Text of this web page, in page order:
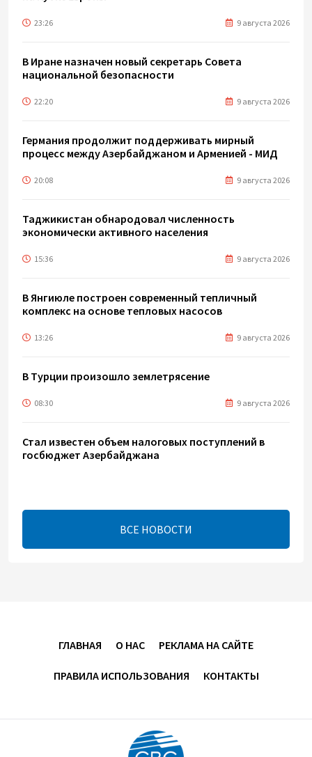
23:26 9 августа 2026
В Иране назначен новый секретарь Совета
национальной безопасности
22:20 9 августа 2026
Германия продолжит поддерживать мирный
процесс между Азербайджаном и Арменией - МИД
20:08 9 августа 2026
Таджикистан обнародовал численность
экономически активного населения
15:36 9 августа 2026
В Янгиюле построен современный тепличный
комплекс на основе тепловых насосов
13:26 9 августа 2026
В Турции произошло землетрясение
08:30 9 августа 2026
Стал известен объем налоговых поступлений в
госбюджет Азербайджана
9 августа 2026
Иранский депутат предупредил участников
23:36 8 августа 2026
ВСЕ НОВОСТИ
ГЛАВНАЯ О НАС РЕКЛАМА НА САЙТЕ
ПРАВИЛА ИСПОЛЬЗОВАНИЯ КОНТАКТЫ